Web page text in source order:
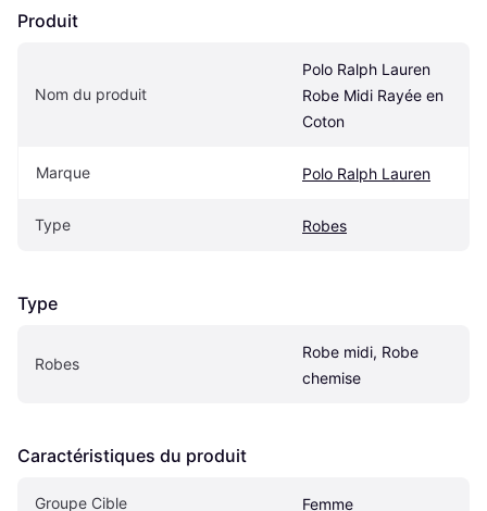
Produit
Nom du produit
Polo Ralph Lauren
Robe Midi Rayée en
Coton
Marque Polo Ralph Lauren
Type Robes
Type
Robes
Robe midi, Robe
chemise
Caractéristiques du produit
Groupe Cible Femme